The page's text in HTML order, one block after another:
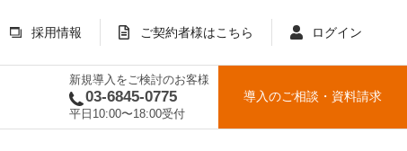
採用情報 ご契約者様はこちら ログイン
新規導入をご検討のお客様
03-6845-0775
平日10:00〜18:00受付
導入のご相談 ・ 資料請求